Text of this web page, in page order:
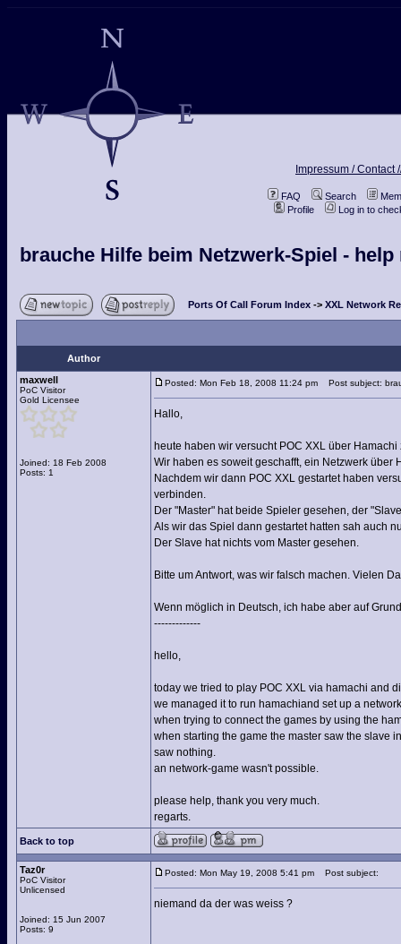
Impressum / Contact
FAQ Search
Profile
Log in to
brauche Hilfe beim Netzwerk-Spiel -
Ports Of Call Forum Index -> XXL Network
Author
maxwell
PoC Visitor
Gold Licensee
Joined: 18 Feb 2008
Posts: 1
Posted: Mon Feb 18, 2008 11:24 pm Post subject:
Hallo,
heute haben wir versucht POC XXL über
Wir haben es soweit geschafft, ein Netzwerk
Nachdem wir dann POC XXL gestartet haben
verbinden.
Der "Master" hat beide Spieler gesehen, der
Als wir das Spiel dann gestartet hatten sah auch
Der Slave hat nichts vom Master gesehen.
Bitte um Antwort, was wir falsch machen. Vielen
Wenn möglich in Deutsch, ich habe aber auf
-------------
hello,
today we tried to play POC XXL via hamachi and
we managed it to run hamachiand set up a
when trying to connect the games by using the
when starting the game the master saw the slave
saw nothing.
an network-game wasn't possible.
please help, thank you very much.
regarts.
Back to top
Taz0r
PoC Visitor
Unlicensed
Joined: 15 Jun 2007
Posts: 9
Posted: Mon May 19, 2008 5:41 pm Post subject:
niemand da der was weiss ?